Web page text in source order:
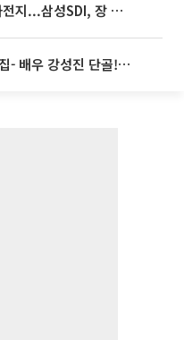
[특징주] 반도체 온기 탄 2차전지...삼성SDI, 장 초반 7% 넘게 껑충
'2TV 생생정보' 오늘방송맛집- 배우 강성진 단골! 쌀국수ㆍ푸팟퐁 커리 맛집 '블○○○'